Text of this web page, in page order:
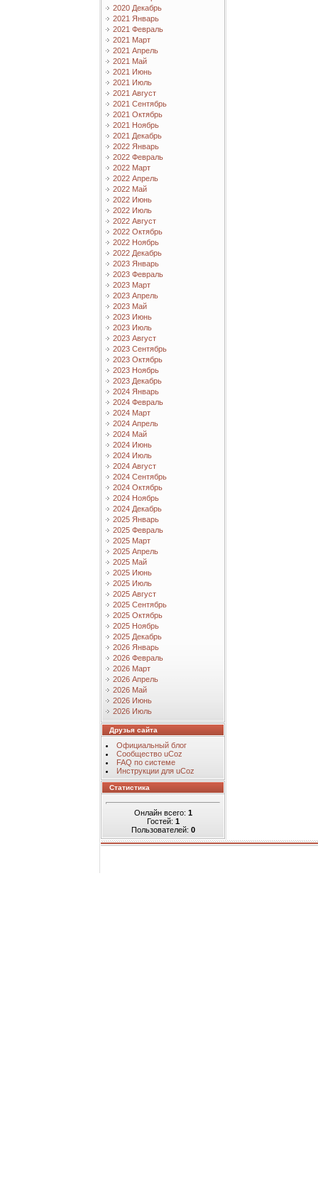
2020 Декабрь
2021 Январь
2021 Февраль
2021 Март
2021 Апрель
2021 Май
2021 Июнь
2021 Июль
2021 Август
2021 Сентябрь
2021 Октябрь
2021 Ноябрь
2021 Декабрь
2022 Январь
2022 Февраль
2022 Март
2022 Апрель
2022 Май
2022 Июнь
2022 Июль
2022 Август
2022 Октябрь
2022 Ноябрь
2022 Декабрь
2023 Январь
2023 Февраль
2023 Март
2023 Апрель
2023 Май
2023 Июнь
2023 Июль
2023 Август
2023 Сентябрь
2023 Октябрь
2023 Ноябрь
2023 Декабрь
2024 Январь
2024 Февраль
2024 Март
2024 Апрель
2024 Май
2024 Июнь
2024 Июль
2024 Август
2024 Сентябрь
2024 Октябрь
2024 Ноябрь
2024 Декабрь
2025 Январь
2025 Февраль
2025 Март
2025 Апрель
2025 Май
2025 Июнь
2025 Июль
2025 Август
2025 Сентябрь
2025 Октябрь
2025 Ноябрь
2025 Декабрь
2026 Январь
2026 Февраль
2026 Март
2026 Апрель
2026 Май
2026 Июнь
2026 Июль
Друзья сайта
Официальный блог
Сообщество uCoz
FAQ по системе
Инструкции для uCoz
Статистика
Онлайн всего: 1
Гостей: 1
Пользователей: 0